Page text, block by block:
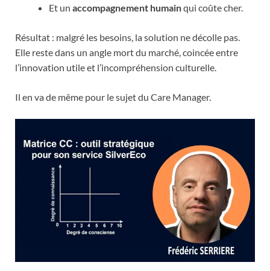
Et un accompagnement humainqui coûte cher.
Résultat : malgré les besoins, la solution ne décolle pas.
Elle reste dans un angle mort du marché, coincée entre
l’innovation utile et l’incompréhension culturelle.
Il en va de même pour le sujet du Care Manager.